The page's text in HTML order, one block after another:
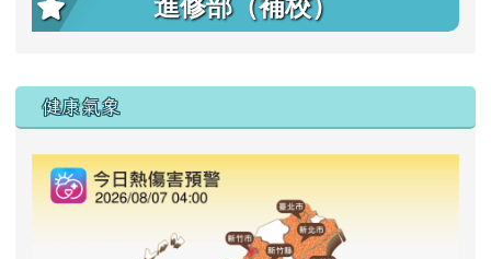
進修部（補校）
右邊區域內容
健康氣象